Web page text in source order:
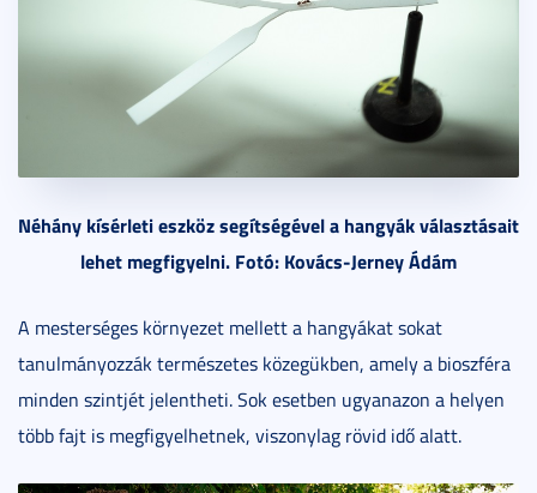
Néhány kísérleti eszköz segítségével a hangyák választásait
lehet megfigyelni. Fotó: Kovács-Jerney Ádám
A mesterséges környezet mellett a hangyákat sokat
tanulmányozzák természetes közegükben, amely a bioszféra
minden szintjét jelentheti. Sok esetben ugyanazon a helyen
több fajt is megfigyelhetnek, viszonylag rövid idő alatt.